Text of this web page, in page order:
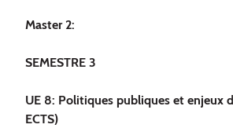
Master 2:
SEMESTRE 3
UE 8: Politiques publiques et enjeux
ECTS)